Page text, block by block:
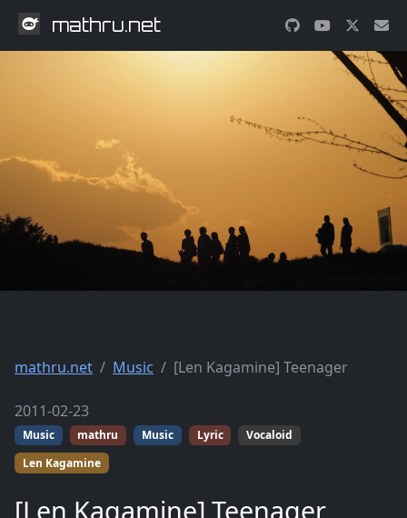
mathru.net
mathru.net Music [Len Kagamine] Teenager
2011-02-23
Music mathru Music Lyric
Vocaloid
Len Kagamine
[Len Kagamine] Teenager